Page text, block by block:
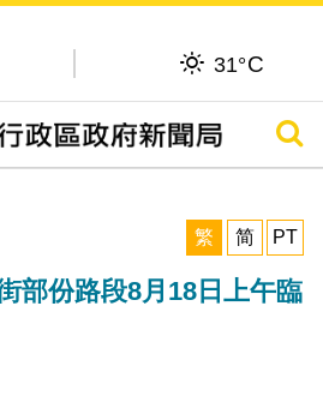
31°C
搜尋
繁
简 PT
部份路段8月18日上午臨